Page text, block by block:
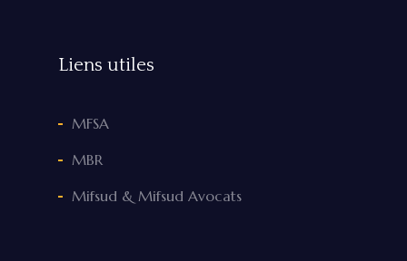
Liens utiles
MFSA
MBR
Mifsud & Mifsud Avocats